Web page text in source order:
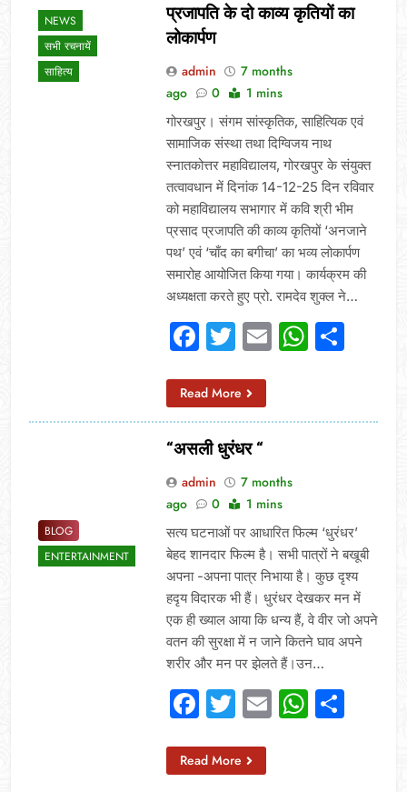
NEWS
सभी रचनायें
साहित्य
प्रजापति के दो काव्य कृतियों का
लोकार्पण
admin
7 months
ago
0 1 mins
गोरखपुर। संगम सांस्कृतिक, साहित्यिक एवं
सामाजिक संस्था तथा दिग्विजय नाथ
स्नातकोत्तर महाविद्यालय, गोरखपुर के संयुक्त
तत्वावधान में दिनांक 14-12-25 दिन रविवार
को महाविद्यालय सभागार में कवि श्री भीम
प्रसाद प्रजापति की काव्य कृतियों ‘अनजाने
पथ’ एवं ‘चाँद का बगीचा’ का भव्य लोकार्पण
समारोह आयोजित किया गया। कार्यक्रम की
अध्यक्षता करते हुए प्रो. रामदेव शुक्ल ने…
Facebook
Twitter
Email
Read More
BLOG
ENTERTAINMENT
“असली धुरंधर “
admin
7 months
ago
0 1 mins
सत्य घटनाओं पर आधारित फिल्म ‘धुरंधर’
बेहद शानदार फिल्म है। सभी पात्रों ने बखूबी
अपना -अपना पात्र निभाया है। कुछ दृश्य
हदृय विदारक भी हैं। धुरंधर देखकर मन में
एक ही ख्याल आया कि धन्य हैं, वे वीर जो अपने
वतन की सुरक्षा में न जाने कितने घाव अपने
शरीर और मन पर झेलते हैं।उन…
Facebook
Twitter
Email
Read More